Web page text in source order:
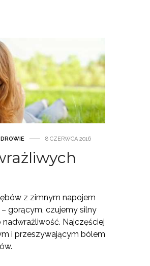
8 CZERWCA 2016
z zimnym napojem
gorącym, czujemy silny
Najczęściej
i przeszywającym bólem